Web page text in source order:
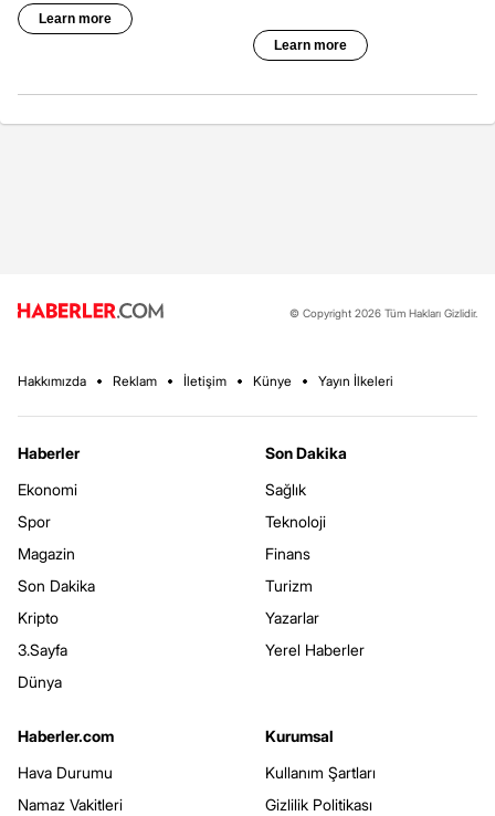
© Copyright 2026 Tüm Hakları Gizlidir.
Hakkımızda Reklam İletişim Künye Yayın İlkeleri
Haberler
Ekonomi
Spor
Magazin
Son Dakika
Kripto
3.Sayfa
Dünya
Son Dakika
Sağlık
Teknoloji
Finans
Turizm
Yazarlar
Yerel Haberler
Haberler.com
Hava Durumu
Namaz Vakitleri
Kurumsal
Kullanım Şartları
Gizlilik Politikası